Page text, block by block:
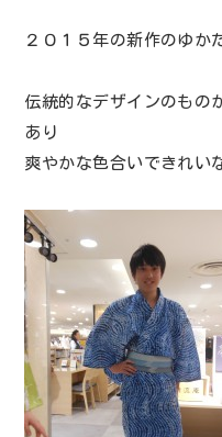
２０１５年の新作のゆ
伝統的なデザインのもの
あり
爽やかな色合いできれい